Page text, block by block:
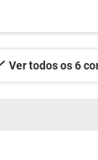
Ver todos os 6